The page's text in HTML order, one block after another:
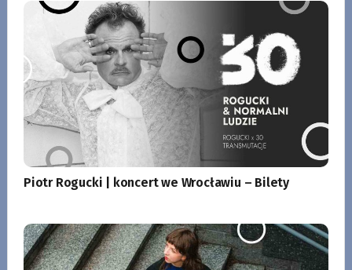
Piotr Rogucki | koncert we Wrocławiu – Bilety